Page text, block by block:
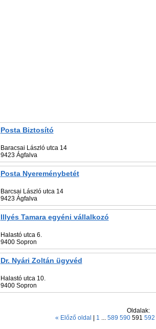
Posta Biztosító
Baracsai László utca 14
9423 Ágfalva
Posta Nyereménybetét
Barcsai László utca 14
9423 Ágfalva
Illyés Tamara egyéni vállalkozó
Halastó utca 6.
9400 Sopron
Dr. Nyári Zoltán ügyvéd
Halastó utca 10.
9400 Sopron
Oldalak:
« Előző oldal
1 ... 589 590 591 592